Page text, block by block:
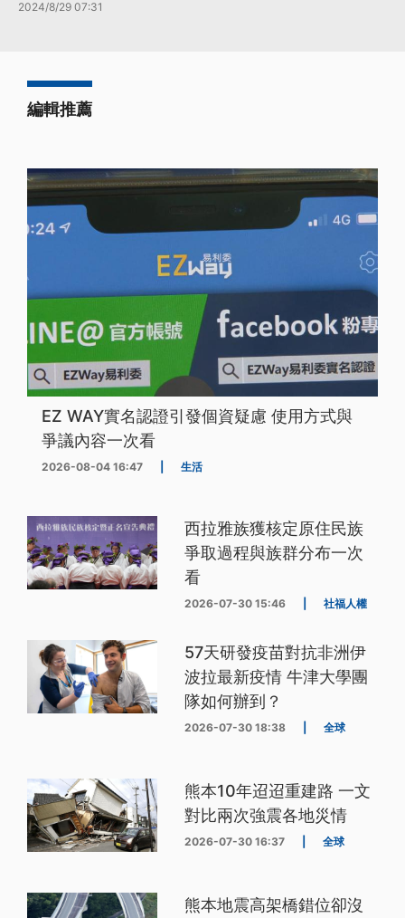
2024/8/29 07:31
編輯推薦
EZ WAY實名認證引發個資疑慮 使用方式與
爭議內容一次看
2026-08-04 16:47 生活
西拉雅族獲核定原住民族
爭取過程與族群分布一次
看
2026-07-30 15:46 社福人權
57天研發疫苗對抗非洲伊
波拉最新疫情 牛津大學團
隊如何辦到？
2026-07-30 18:38 全球
熊本10年迢迢重建路 一文
對比兩次強震各地災情
2026-07-30 16:37 全球
熊本地震高架橋錯位卻沒